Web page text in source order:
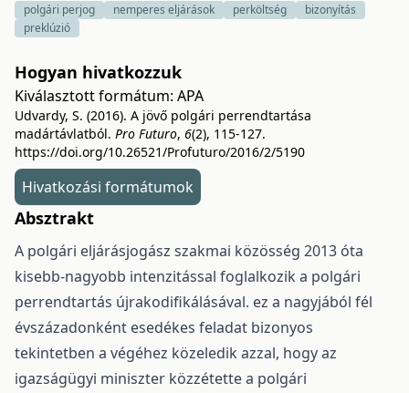
polgári perjog nemperes eljárások perköltség
bizonyítás
preklúzió
Hogyan hivatkozzuk
Kiválasztott formátum: APA
Udvardy, S. (2016). A jövő polgári perrendtartása
madártávlatból. Pro Futuro, 6(2), 115-127.
https://doi.org/10.26521/Profuturo/2016/2/5190
Hivatkozási formátumok
Absztrakt
A polgári eljárásjogász szakmai közösség 2013 óta
kisebb-nagyobb intenzitással foglalkozik a polgári
perrendtartás újrakodifikálásával. ez a nagyjából fél
évszázadonként esedékes feladat bizonyos
tekintetben a végéhez közeledik azzal, hogy az
igazságügyi miniszter közzétette a polgári